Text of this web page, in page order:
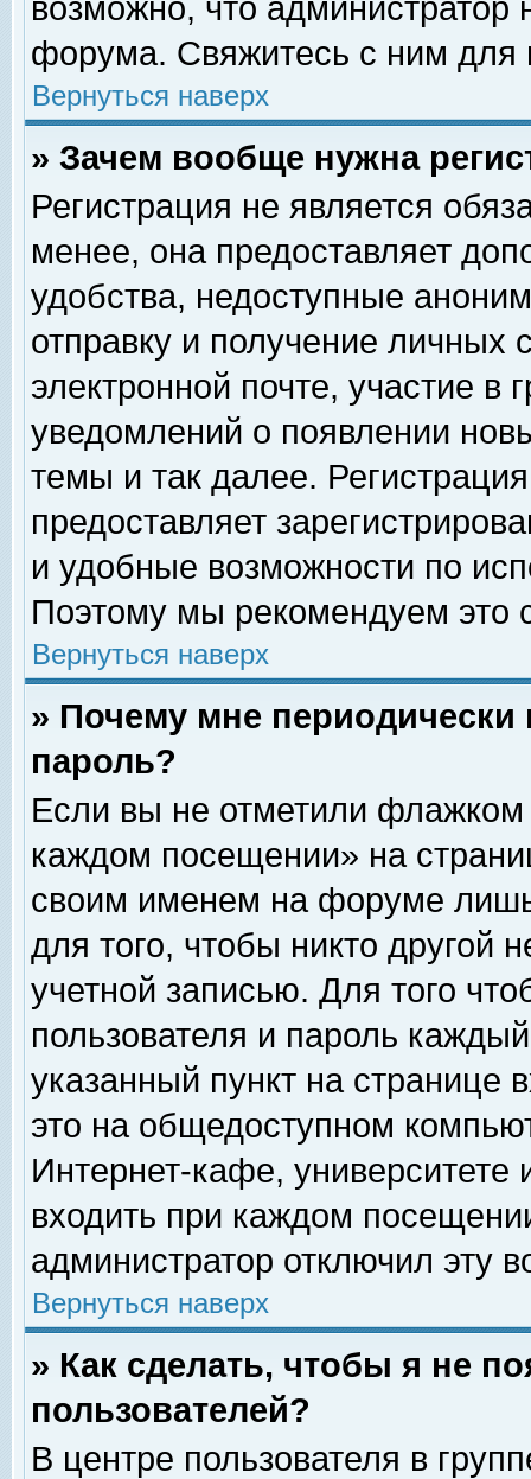
возможно, что
форума. Свяжитесь с ним для
Вернуться наверх
» Зачем вообще нужна
Регистрация не является
менее, она предоставляет
удобства, недоступные
отправку и получение личных
электронной почте, участие в
уведомлений о появлении
темы и так далее.
предоставляет
и удобные возможности по
Поэтому мы рекомендуем это
Вернуться наверх
» Почему мне
пароль?
Если вы не отметили флажком
каждом посещении» на
своим именем на форуме
для того, чтобы никто другой
учетной записью. Для того
пользователя и пароль
указанный пункт на
это на общедоступном
Интернет-кафе, университете
входить при каждом
администратор отключил эту
Вернуться наверх
» Как сделать, чтобы я не
пользователей?
В центре пользователя в